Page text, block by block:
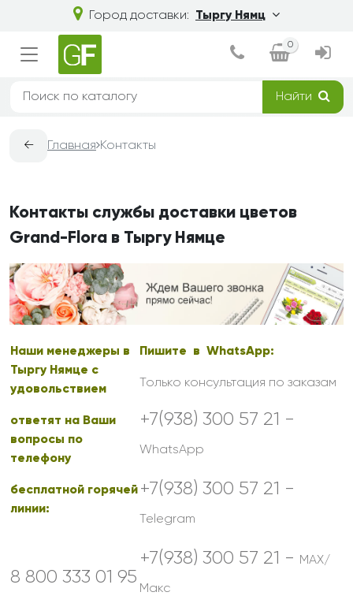
Город доставки: Тыргу Нямц
0
Найти
← Главная Контакты
Контакты службы доставки цветов
Grand-Flora в Тыргу Нямце
Наши менеджеры в
Тыргу Нямце с
удовольствием
ответят на Ваши
вопросы по
телефону
бесплатной горячей
линии:
8 800 333 01 95
Пишите в WhatsApp:
Только консультация по заказам
+7(938) 300 57 21 -
WhatsApp
+7(938) 300 57 21 -
Telegram
+7(938) 300 57 21 - MAX/
Макс